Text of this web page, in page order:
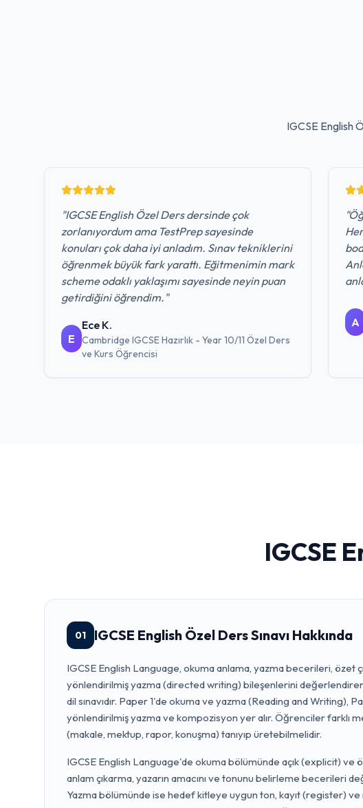
IGCSE English
"IGCSE English Özel Ders dersinde çok
zorlanıyordum ama TestPrep sayesinde
konuları çok daha iyi anladım. Sınav tekniklerini
öğrenmek büyük fark yarattı. Eğitmenimin mark
scheme odaklı yaklaşımı sayesinde neyin puan
getirdiğini öğrendim. "
E
Ece K.
Cambridge IGCSE Hazırlık - Year 10/11 Özel Ders
ve Kurs Öğrencisi
"
A
IGCSE
01 IGCSE English Özel Ders Sınavı Hakkında
IGCSE English Language, okuma anlama, yazma becerileri, özet
yönlendirilmiş yazma (directed writing) bileşenlerini
dil sınavıdır. Paper 1'de okuma ve yazma (Reading and Writing),
yönlendirilmiş yazma ve kompozisyon yer alır. Öğrenciler farklı
(makale, mektup, rapor, konuşma) tanıyıp üretebilmelidir.
IGCSE English Language'de okuma bölümünde açık (explicit) ve
anlam çıkarma, yazarın amacını ve tonunu belirleme becerileri
Yazma bölümünde ise hedef kitleye uygun ton, kayıt (register) ve